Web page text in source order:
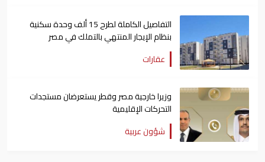
التفاصيل الكاملة لطرح 15 ألف وحدة سكنية
بنظام الإيجار المنتهي بالتملك في مصر
عقارات
وزيرا خارجية مصر وقطر يستعرضان مستجدات
التحركات الإقليمية
شؤون عربية